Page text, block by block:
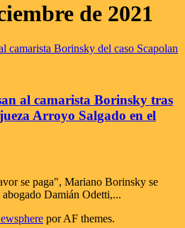
de 2021
al camarista Borinsky tras
Arroyo Salgado en el
se paga", Mariano Borinsky se
Damián Odetti,...
por AF themes.